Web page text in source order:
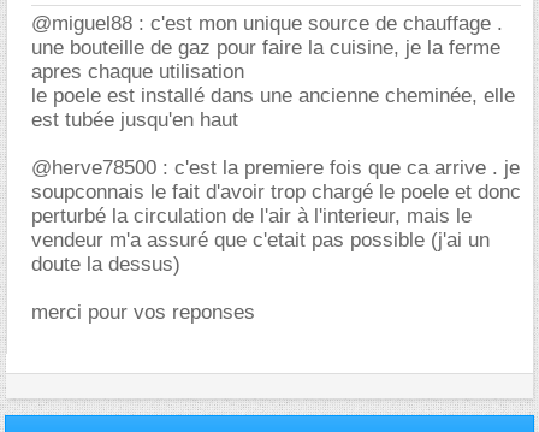
@miguel88 : c'est mon unique source de chauffage .
une bouteille de gaz pour faire la cuisine, je la ferme
apres chaque utilisation
le poele est installé dans une ancienne cheminée, elle
est tubée jusqu'en haut
@herve78500 : c'est la premiere fois que ca arrive . je
soupconnais le fait d'avoir trop chargé le poele et donc
perturbé la circulation de l'air à l'interieur, mais le
vendeur m'a assuré que c'etait pas possible (j'ai un
doute la dessus)
merci pour vos reponses